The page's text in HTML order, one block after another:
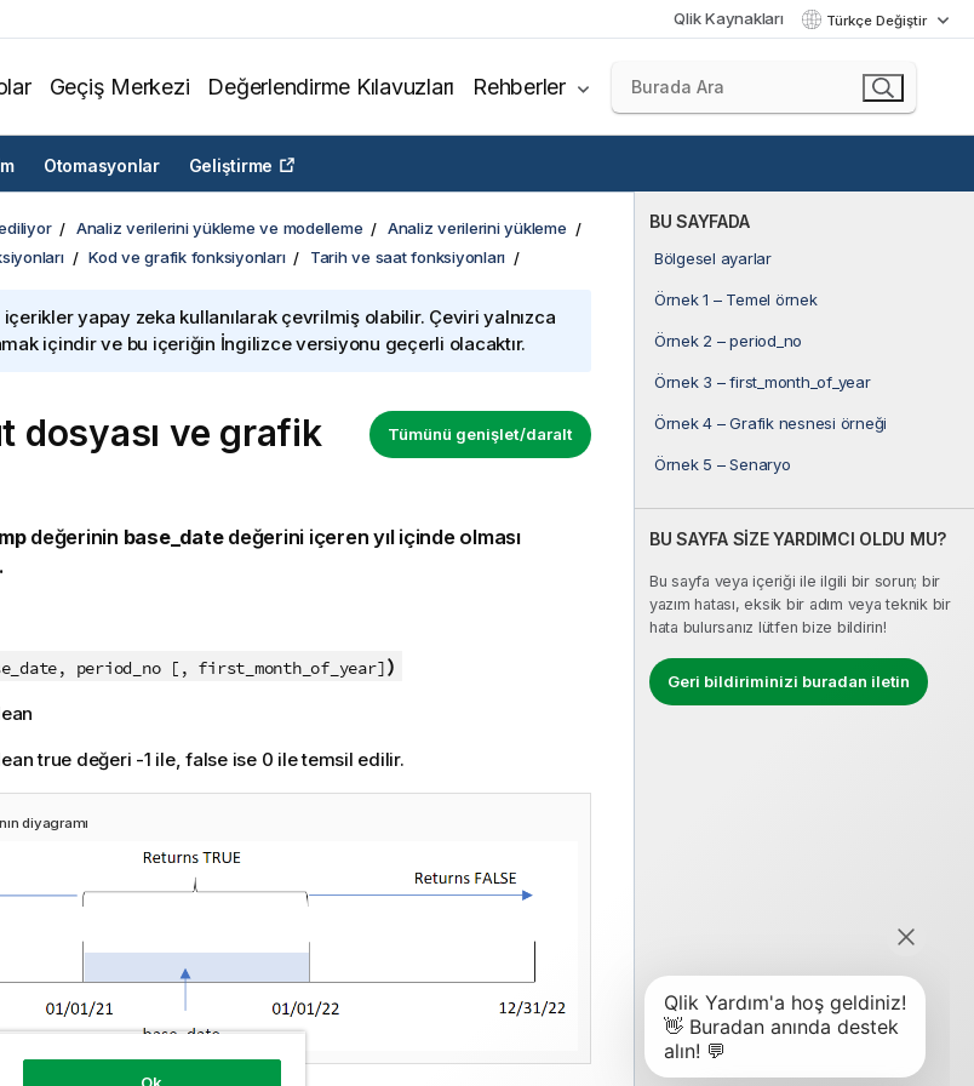
Qlik Kaynakları Türkçe Değiştir
Geçiş Merkezi Değerlendirme Kılavuzları Rehberler
Otomasyonlar Geliştirme
BU SAYFADA
Bölgesel ayarlar
Örnek 1 – Temel örnek
Örnek 2 – period_no
Örnek 3 – first_month_of_year
Örnek 4 – Grafik nesnesi örneği
Örnek 5 – Senaryo
BU SAYFA SİZE YARDIMCI OLDU MU?
Bu sayfa veya içeriği ile ilgili bir sorun; bir
yazım hatası, eksik bir adım veya teknik bir
hata bulursanız lütfen bize bildirin!
Geri bildiriminizi buradan iletin
Analiz verilerini yükleme ve modelleme
Analiz verilerini yükleme
Kod ve grafik fonksiyonları Tarih ve saat fonksiyonları
içerikler yapay zeka kullanılarak çevrilmiş olabilir. Çeviri yalnızca
içindir ve bu içeriğin İngilizce versiyonu geçerli olacaktır.
Tümünü genişlet/daralt
dosyası ve grafik
değerinin base_datedeğerini içeren yıl içinde olması
period_no [, first_month_of_year])
true değeri -1 ile, false ise 0 ile temsil edilir.
diyagramı